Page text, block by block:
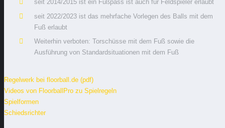
seit 2014/2015 ist ein Fußpass ist auch für Feldspieler erlaubt
seit 2022/2023 ist das mehrfache Vorlegen des Balls mit dem
Fuß erlaubt
Weiterhin verboten: Torschüsse mit dem Fuß sowie die
Ausführung von Standardsituationen mit dem Fuß
Regelwerk bei floorball.de (pdf)
Videos von FloorballPro zu Spielregeln
Spielformen
Schiedsrichter